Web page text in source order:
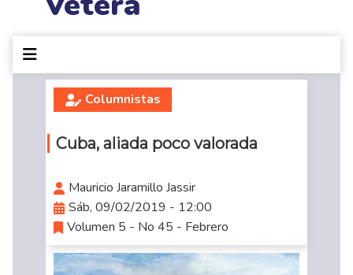
Columnistas
Cuba, aliada poco valorada
Mauricio Jaramillo Jassir
Sáb, 09/02/2019 - 12:00
Volumen 5 - No 45 - Febrero